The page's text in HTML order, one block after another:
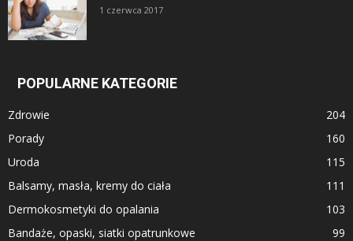
1 czerwca 2017
POPULARNE KATEGORIE
Zdrowie
204
Porady
160
Uroda
115
Balsamy, masła, kremy do ciała
111
Dermokosmetyki do opalania
103
Bandaże, opaski, siatki opatrunkowe
99